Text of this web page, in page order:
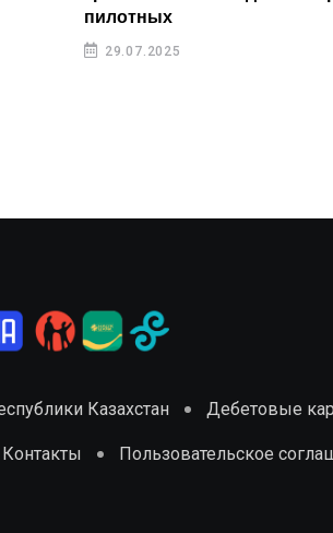
пилотных
29.07.2025
Казахстан Дебетовые
Контакты Пользовательское